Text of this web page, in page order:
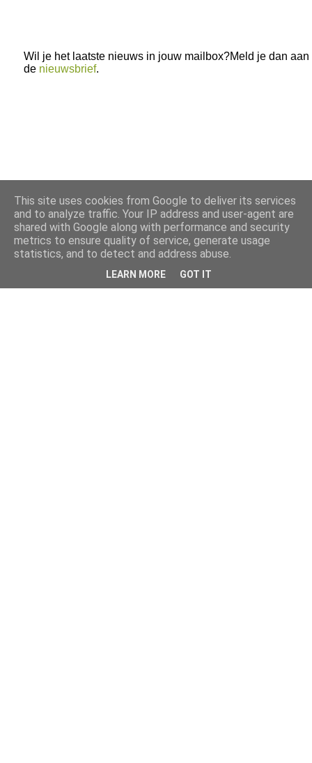
Wil je het laatste nieuws in jouw mailbox?Meld je dan aan
de nieuwsbrief.
This site uses cookies from Google to deliver its services
and to analyze traffic. Your IP address and user-agent are
shared with Google along with performance and security
metrics to ensure quality of service, generate usage
statistics, and to detect and address abuse.
LEARN MORE GOT IT